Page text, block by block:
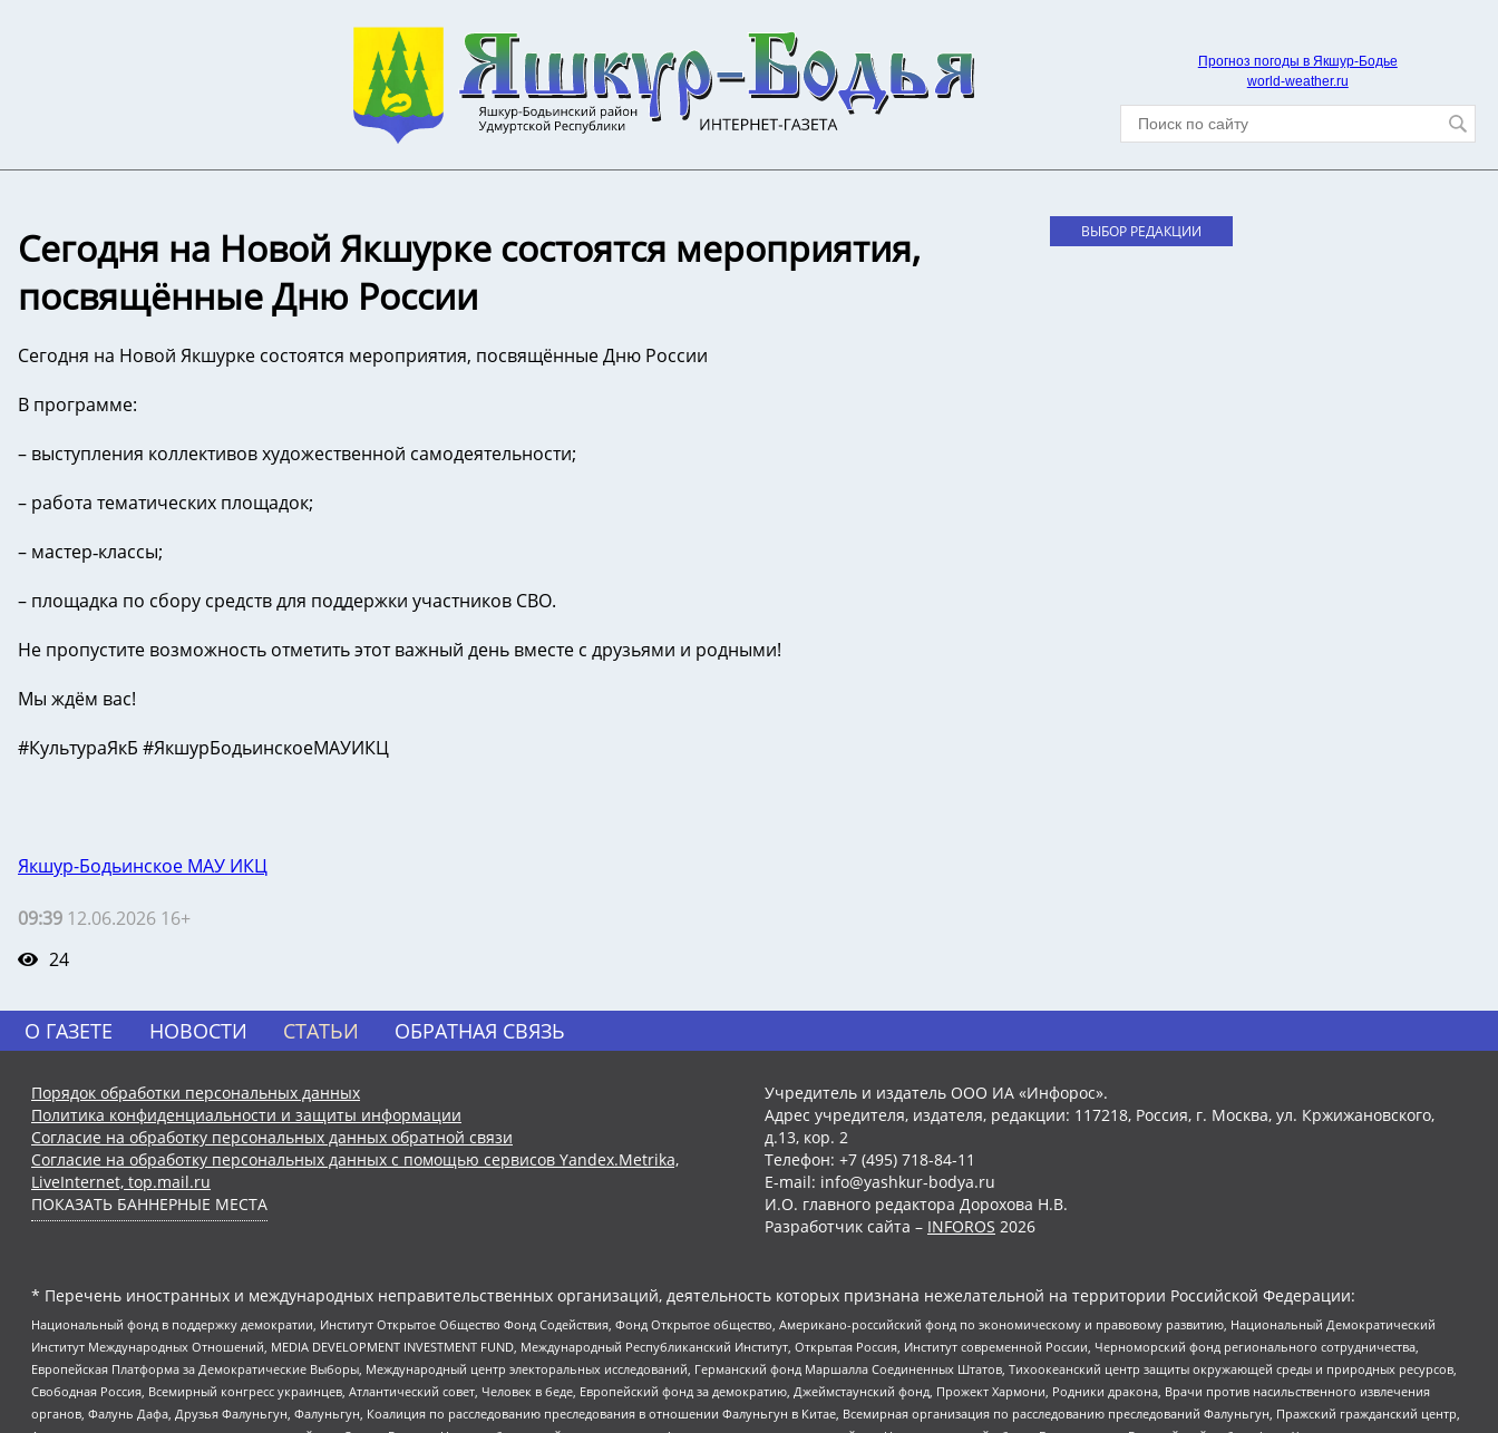
Прогноз погоды в Якшур-Бодье
world-weather.ru
Сегодня на Новой Якшурке состоятся мероприятия,
посвящённые Дню России
Сегодня на Новой Якшурке состоятся мероприятия, посвящённые Дню России
В программе:
– выступления коллективов художественной самодеятельности;
– работа тематических площадок;
– мастер‑классы;
– площадка по сбору средств для поддержки участников СВО.
Не пропустите возможность отметить этот важный день вместе с друзьями и родными!
Мы ждём вас!
#КультураЯкБ #ЯкшурБодьинскоеМАУИКЦ
Якшур-Бодьинское МАУ ИКЦ
09:39 12.06.2026 16+
24
ВЫБОР РЕДАКЦИИ
О ГАЗЕТЕ НОВОСТИ СТАТЬИ ОБРАТНАЯ СВЯЗЬ
Порядок обработки персональных данных
Политика конфиденциальности и защиты информации
Согласие на обработку персональных данных обратной связи
Согласие на обработку персональных данных с помощью сервисов Yandex.Metrika,
LiveInternet, top.mail.ru
ПОКАЗАТЬ БАННЕРНЫЕ МЕСТА
Учредитель и издатель ООО ИА «Инфорос».
Адрес учредителя, издателя, редакции: 117218, Россия, г. Москва, ул. Кржижановского,
д.13, кор. 2
Телефон: +7 (495) 718-84-11
E-mail: info@yashkur-bodya.ru
И.О. главного редактора Дорохова Н.В.
Разработчик сайта – INFOROS 2026
* Перечень иностранных и международных неправительственных организаций, деятельность которых признана нежелательной на территории Российской Федерации:
Национальный фонд в поддержку демократии, Институт Открытое Общество Фонд Содействия, Фонд Открытое общество, Американо-российский фонд по экономическому и правовому развитию, Национальный Демократический
Институт Международных Отношений, MEDIA DEVELOPMENT INVESTMENT FUND, Международный Республиканский Институт, Открытая Россия, Институт современной России, Черноморский фонд регионального сотрудничества,
Европейская Платформа за Демократические Выборы, Международный центр электоральных исследований, Германский фонд Маршалла Соединенных Штатов, Тихоокеанский центр защиты окружающей среды и природных ресурсов,
Свободная Россия, Всемирный конгресс украинцев, Атлантический совет, Человек в беде, Европейский фонд за демократию, Джеймстаунский фонд, Прожект Хармони, Родники дракона, Врачи против насильственного извлечения
органов, Фалунь Дафа, Друзья Фалуньгун, Фалуньгун, Коалиция по расследованию преследования в отношении Фалуньгун в Китае, Всемирная организация по расследованию преследований Фалуньгун, Пражский гражданский центр,